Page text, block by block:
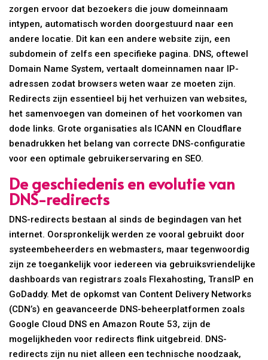
zorgen ervoor dat bezoekers die jouw domeinnaam
intypen, automatisch worden doorgestuurd naar een
andere locatie. Dit kan een andere website zijn, een
subdomein of zelfs een specifieke pagina. DNS, oftewel
Domain Name System, vertaalt domeinnamen naar IP-
adressen zodat browsers weten waar ze moeten zijn.
Redirects zijn essentieel bij het verhuizen van websites,
het samenvoegen van domeinen of het voorkomen van
dode links. Grote organisaties als ICANN en Cloudflare
benadrukken het belang van correcte DNS-configuratie
voor een optimale gebruikerservaring en SEO.
De geschiedenis en evolutie van
DNS-redirects
DNS-redirects bestaan al sinds de begindagen van het
internet. Oorspronkelijk werden ze vooral gebruikt door
systeembeheerders en webmasters, maar tegenwoordig
zijn ze toegankelijk voor iedereen via gebruiksvriendelijke
dashboards van registrars zoals Flexahosting, TransIP en
GoDaddy. Met de opkomst van Content Delivery Networks
(CDN’s) en geavanceerde DNS-beheerplatformen zoals
Google Cloud DNS en Amazon Route 53, zijn de
mogelijkheden voor redirects flink uitgebreid. DNS-
redirects zijn nu niet alleen een technische noodzaak,